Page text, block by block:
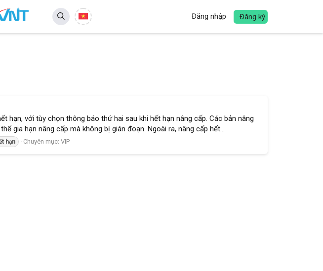
Đăng nhập Đăng ký
hạn, với tùy chọn thông báo thứ hai sau khi hết hạn nâng cấp. Các bản nâng
gia hạn nâng cấp mà không bị gián đoạn. Ngoài ra, nâng cấp hết...
hạn Chuyên mục:VIP